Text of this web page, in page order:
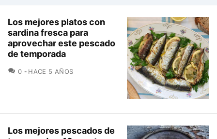
Los mejores platos con
sardina fresca para
aprovechar este pescado
de temporada
0 COMENTARIOS
HACE 5 AÑOS
Los mejores pescados de